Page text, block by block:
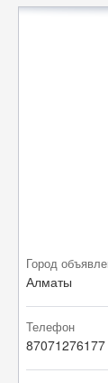
Город
Алматы
Телефон
87071276177